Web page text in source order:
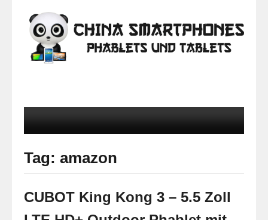
Tag: amazon
CUBOT King Kong 3 – 5.5 Zoll